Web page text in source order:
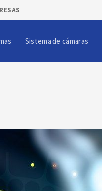
Sistema de cámaras